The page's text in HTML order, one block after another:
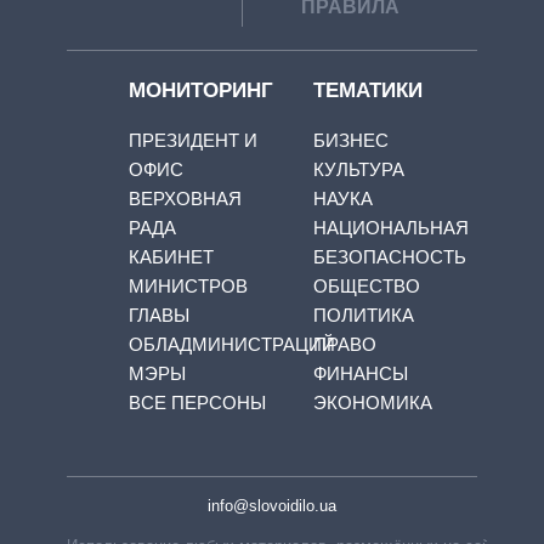
ПРАВИЛА
МОНИТОРИНГ
ПРЕЗИДЕНТ И
ОФИС
ВЕРХОВНАЯ
РАДА
КАБИНЕТ
МИНИСТРОВ
ГЛАВЫ
ОБЛАДМИНИСТРАЦИЙ
МЭРЫ
ВСЕ ПЕРСОНЫ
ТЕМАТИКИ
БИЗНЕС
КУЛЬТУРА
НАУКА
НАЦИОНАЛЬНАЯ
БЕЗОПАСНОСТЬ
ОБЩЕСТВО
ПОЛИТИКА
ПРАВО
ФИНАНСЫ
ЭКОНОМИКА
info@slovoidilo.ua